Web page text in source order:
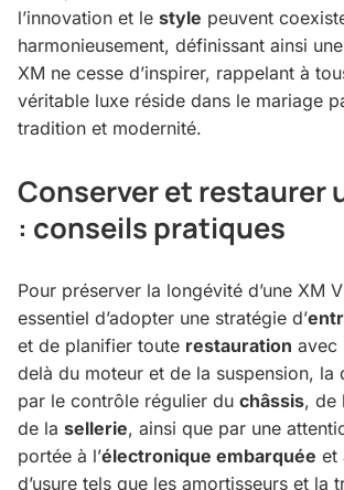
l’innovation et le style peuvent
harmonieusement, définissant ainsi
XM ne cesse d’inspirer, rappelant à
véritable luxe réside dans le mariage
tradition et modernité.
Conserver et restaurer
: conseils pratiques
Pour préserver la longévité d’une XM
essentiel d’adopter une stratégie d’
et de planifier toute restauration avec
delà du moteur et de la suspension, la
par le contrôle régulier du châssis, de
de la sellerie, ainsi que par une
portée à l’électronique embarquée et
d’usure tels que les amortisseurs et la